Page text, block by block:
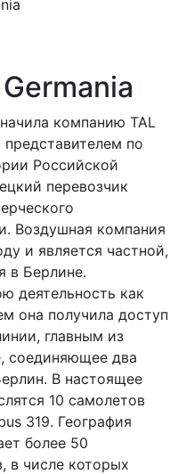
компанию TAL
по
Российской
перевозчик
Воздушная компания
и является частной,
в Берлине.
деятельность как
она получила доступ
главным из
соединяющее два
В настоящее
10 самолетов
319. География
более 50
в числе которых